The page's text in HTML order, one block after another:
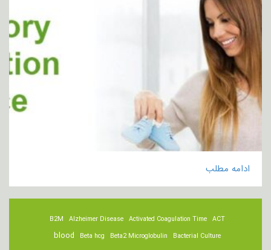
ادامه مطلب
ACT
Activated Coagulation Time
Alzheimer Disease
B2M
Bacterial Culture
Beta2 Microglobulin
Beta hcg
blood